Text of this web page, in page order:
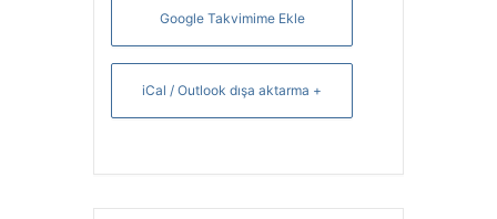
Google Takvimime Ekle
+ iCal / Outlook dışa aktarma